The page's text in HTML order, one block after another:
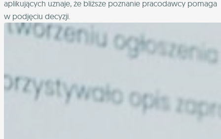
aplikujących uznaje, że bliższe poznanie pracodawcy pomaga
w podjęciu decyzji.